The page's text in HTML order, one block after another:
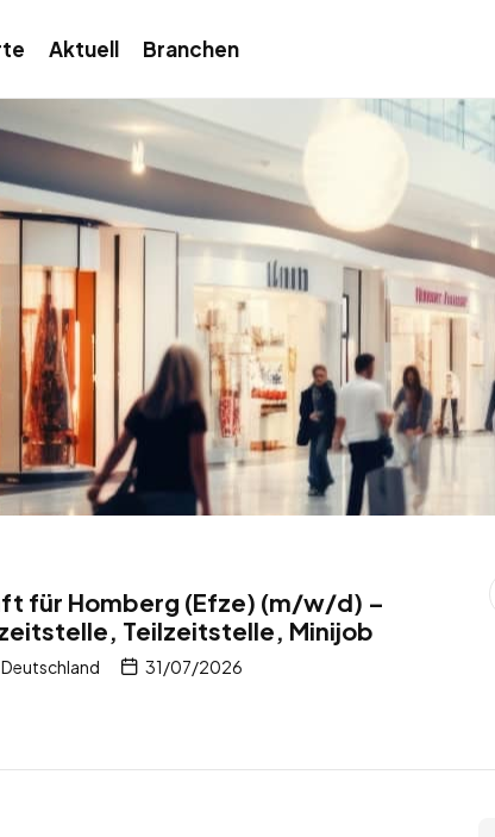
Aktuell Branchen
für Homberg (Efze) (m/w/d) –
Teilzeitstelle, Minijob
31/07/2026